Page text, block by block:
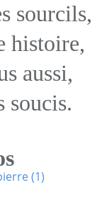
sourcils,
histoire,
aussi,
soucis.